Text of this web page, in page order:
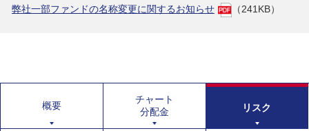
弊社一部ファンドの名称変更に関するお知らせ
（241KB）
概要
チャート
分配金
リスク